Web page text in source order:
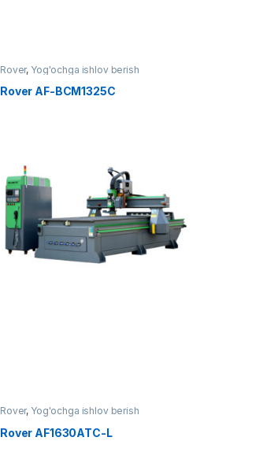
Rover, Yog'ochga ishlov berish
Rover AF-BCM1325C
Rover, Yog'ochga ishlov berish
Rover AF1630ATC-L